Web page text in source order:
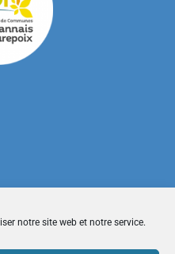
notre site web et notre service.